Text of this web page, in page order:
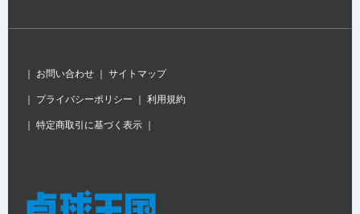
｜ お問い合わせ ｜ サイトマップ
｜ プライバシーポリシー ｜ 利用規約
｜ 特定商取引に基づく表示 ｜